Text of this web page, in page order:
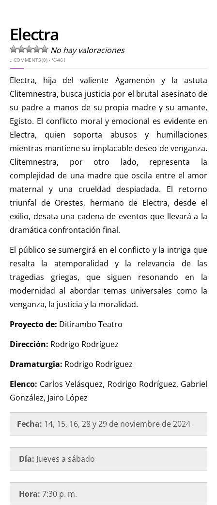
Electra
No hay valoraciones
..COMMENTS (0)• 461
Electra, hija del valiente Agamenón y la astuta
Clitemnestra, busca justicia por el brutal asesinato de
su padre a manos de su propia madre y su amante,
Egisto. El conflicto moral y emocional es evidente en
Electra, quien soporta abusos y humillaciones
mientras mantiene su implacable deseo de venganza.
Clitemnestra, por otro lado, representa la
complejidad de una madre que oscila entre el amor
maternal y una crueldad despiadada. El retorno
triunfal de Orestes, hermano de Electra, desde el
exilio, desata una cadena de eventos que llevará a la
dramática confrontación final.
El público se sumergirá en el conflicto y la intriga que
resalta la atemporalidad y la relevancia de las
tragedias griegas, que siguen resonando en la
modernidad al abordar temas universales como la
venganza, la justicia y la moralidad.
Proyecto de: Ditirambo Teatro
Dirección: Rodrigo Rodríguez
Dramaturgia: Rodrigo Rodríguez
Elenco: Carlos Velásquez, Rodrigo Rodríguez, Gabriel
González, Jairo López
Fecha: 14, 15, 16, 28 y 29 de noviembre de 2024
Día: Jueves a sábado
Hora: 7:30 p. m.